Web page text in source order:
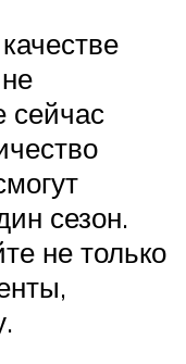
сейчас
сезон.
не только